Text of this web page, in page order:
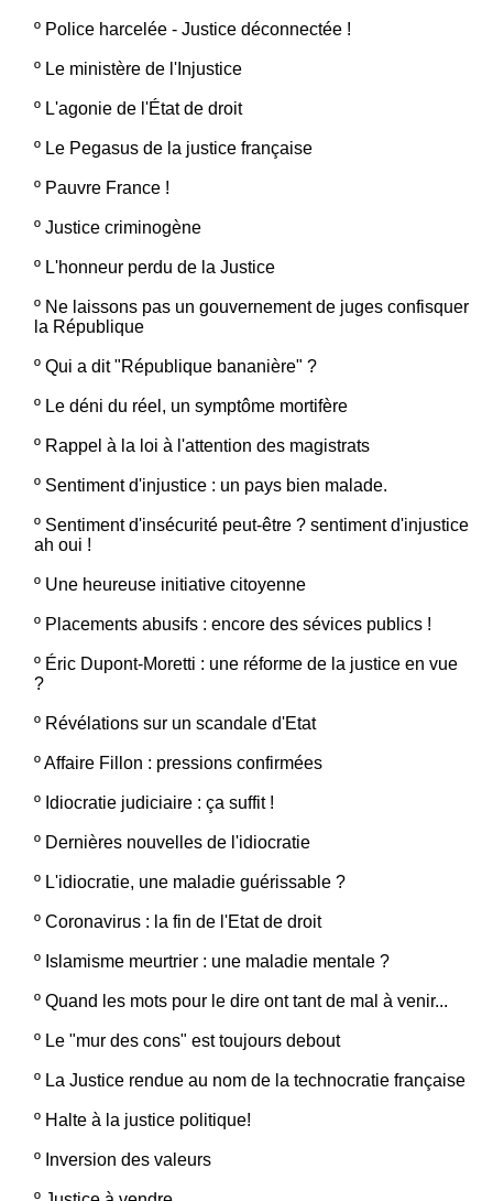
º Police harcelée - Justice déconnectée !
º Le ministère de l'Injustice
º L'agonie de l'État de droit
º Le Pegasus de la justice française
º Pauvre France !
º Justice criminogène
º L'honneur perdu de la Justice
º Ne laissons pas un gouvernement de juges confisquer
la République
º Qui a dit "République bananière" ?
º Le déni du réel, un symptôme mortifère
º Rappel à la loi à l'attention des magistrats
º Sentiment d'injustice : un pays bien malade.
º Sentiment d'insécurité peut-être ? sentiment d'injustice
ah oui !
º Une heureuse initiative citoyenne
º Placements abusifs : encore des sévices publics !
º Éric Dupont-Moretti : une réforme de la justice en vue
?
º Révélations sur un scandale d'Etat
ºAffaire Fillon : pressions confirmées
º Idiocratie judiciaire : ça suffit !
º Dernières nouvelles de l'idiocratie
º L'idiocratie, une maladie guérissable ?
º Coronavirus : la fin de l'Etat de droit
º Islamisme meurtrier : une maladie mentale ?
º Quand les mots pour le dire ont tant de mal à venir...
º Le "mur des cons" est toujours debout
º La Justice rendue au nom de la technocratie française
º Halte à la justice politique!
º Inversion des valeurs